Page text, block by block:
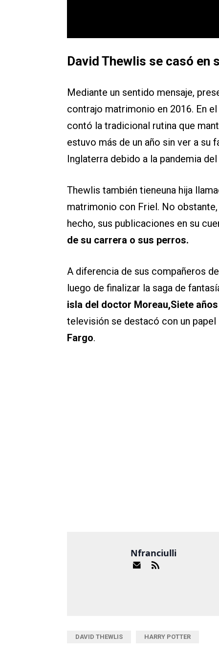
David Thewlis se casó en
Mediante un sentido mensaje,
contrajo matrimonio en 2016. En
contó la tradicional rutina que
estuvo más de un año sin ver a su
Inglaterra debido a la pandemia
Thewlis también tieneuna hija
matrimonio con Friel. No
hecho, sus publicaciones en su
de su carrera o sus perros.
A diferencia de sus compañeros
luego de finalizar la saga de
isla del doctor Moreau,Siete
televisión se destacó con un
Fargo.
Nfranciulli
DAVID THEWLIS HARRY POTTER